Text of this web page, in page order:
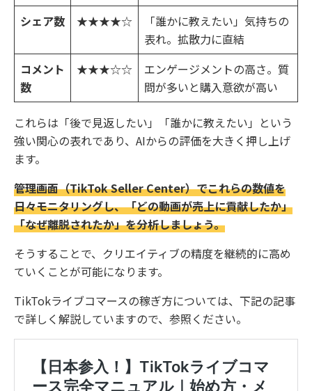
シェア数
★★★★☆
「誰かに教えたい」気持ちの
表れ。拡散力に直結
コメント
数
★★★☆☆
エンゲージメントの高さ。質
問が多いと購入意欲が高い
これらは「後で見返したい」「誰かに教えたい」という
強い関心の表れであり、AIからの評価を大きく押し上げ
ます。
管理画面（TikTok Seller Center）でこれらの数値を
日々モニタリングし、「どの動画が売上に貢献したか」
「なぜ離脱されたか」を分析しましょう。
そうすることで、クリエイティブの精度を継続的に高め
ていくことが可能になります。
TikTokライブコマースの稼ぎ方については、下記の記事
で詳しく解説していますので、参照ください。